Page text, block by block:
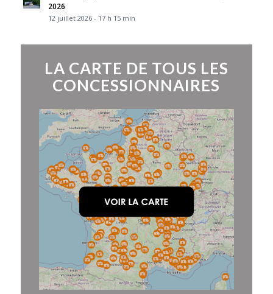
2026
12 juillet 2026 - 17 h 15 min
LA CARTE DE TOUS LES
CONCESSIONNAIRES